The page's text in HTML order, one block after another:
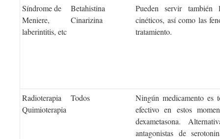
Síndrome de
Meniere,
laberintitis, etc
Betahistina
Cinarizina
Pueden servir también
cinéticos, así como las
tratamiento.
Radioterapia
Quimioterapia
Todos
Ningún medicamento es
efectivo en estos
dexametasona.
antagonistas de